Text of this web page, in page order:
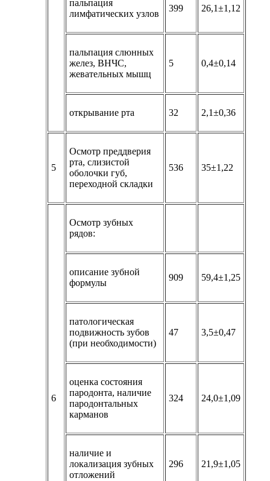
пальпация
лимфатических узлов
399 26,1±1,12
пальпация слюнных
желез, ВНЧС,
жевательных мышц
5 0,4±0,14
открывание рта 32 2,1±0,36
5
Осмотр преддверия
рта, слизистой
оболочки губ,
переходной складки
536 35±1,22
6
Осмотр зубных
рядов:
описание зубной
формулы
909 59,4±1,25
патологическая
подвижность зубов
(при необходимости)
47 3,5±0,47
оценка состояния
пародонта, наличие
пародонтальных
карманов
324 24,0±1,09
наличие и
локализация зубных
отложений
296 21,9±1,05